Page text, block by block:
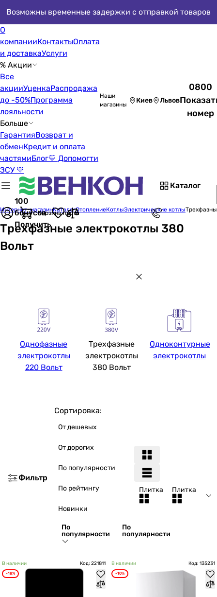
Возможны временные задержки с отправкой товаров
О
компанииКонтактыОплата
и доставкаУслуги
% Акции
Все
акцииУценкаРаспродажа
до -50%Программа
лояльности
Больше
ГарантияВозврат и
обменКредит и оплата
частямиБлог💛 Допомогти
ЗСУ 💙
Наши
магазины
Киев Львов
0800
номер
Каталог
100
бонусов
Получить
Корзина пуста
Интернет-магазинКаталогОтоплениеКотлыЭлектрические котлы
Трехфазные электрокотлы 380
Вольт
Однофазные
электрокотлы
220 Вольт
Трехфазные
электрокотлы
380 Вольт
Одноконтурные
электрокотлы
Фильтр
Сортировка:
От дешевых
От дорогих
По популярности
По рейтингу
Новинки
По
популярности
По
популярности
Плитка Плитка
В наличии Код: 221811
-18%
В наличии Код: 135231
-10%